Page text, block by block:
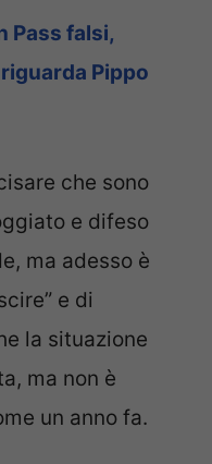
Pass falsi,
Pippo
che sono
e difeso
ma adesso è
e di
la situazione
ma non è
un anno fa.